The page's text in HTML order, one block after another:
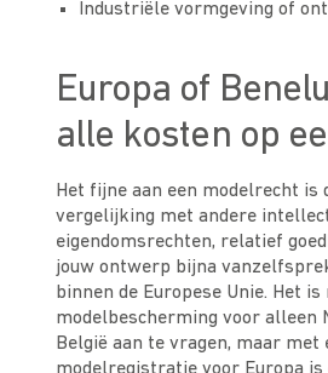
Industriële vormgeving of
Europa of
alle kosten op
Het fijne aan een modelrecht is
vergelijking met andere
eigendomsrechten, relatief
jouw ontwerp bijna
binnen de Europese Unie. Het
modelbescherming voor alleen
België aan te vragen, maar met